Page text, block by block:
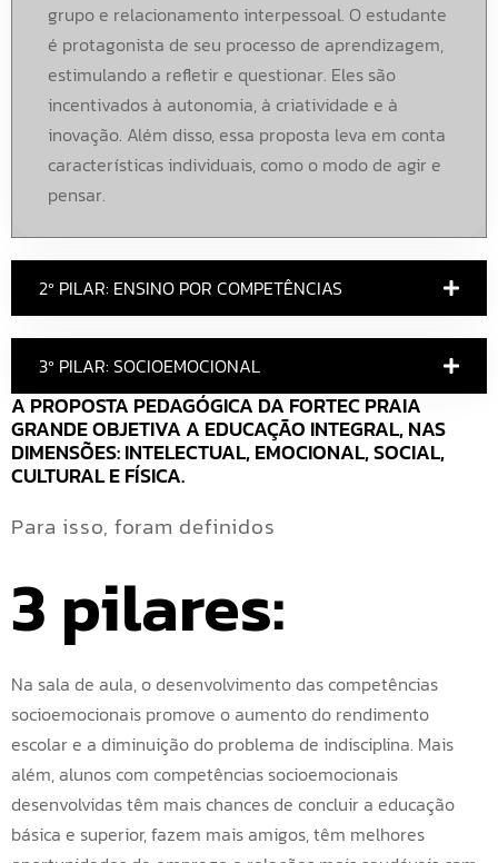
A PROPOSTA PEDAGÓGICA DA FORTEC PRAIA
GRANDE OBJETIVA A EDUCAÇÃO INTEGRAL, NAS
DIMENSÕES: INTELECTUAL, EMOCIONAL, SOCIAL,
CULTURAL E FÍSICA.
Para isso, foram definidos
3 pilares:
Na sala de aula, o desenvolvimento das competências
socioemocionais promove o aumento do rendimento
escolar e a diminuição do problema de indisciplina. Mais
além, alunos com competências socioemocionais
desenvolvidas têm mais chances de concluir a educação
básica e superior, fazem mais amigos, têm melhores
grupo e relacionamento interpessoal. O estudante
é protagonista de seu processo de aprendizagem,
estimulando a refletir e questionar. Eles são
incentivados à autonomia, à criatividade e à
inovação. Além disso, essa proposta leva em conta
características individuais, como o modo de agir e
pensar.
2º PILAR: ENSINO POR COMPETÊNCIAS
3º PILAR: SOCIOEMOCIONAL